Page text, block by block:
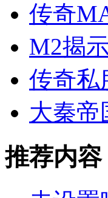
传奇
M2揭
传奇私
大秦帝
推荐内容